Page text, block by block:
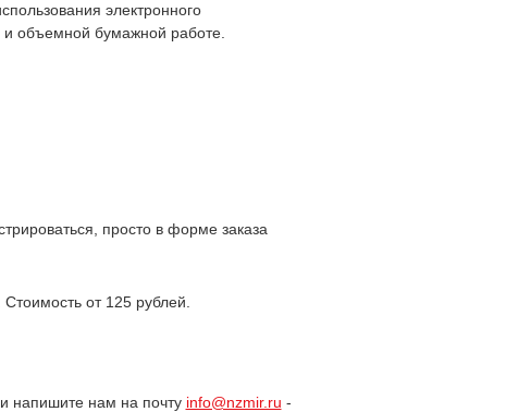
электронного
объемной бумажной работе.
просто в форме заказа
от 125 рублей.
напишите нам на почту info@nzmir.ru -